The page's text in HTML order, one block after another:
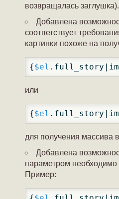
возвращалась заглушка).
Добавлена
соответствует
картинки похоже на
{$el
или
{$el
для получения массива
Добавлена
параметром необходимо
Пример: